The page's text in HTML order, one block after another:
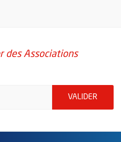
des Associations
VALIDER